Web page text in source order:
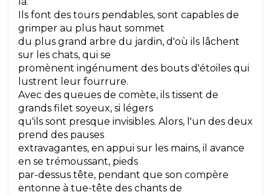
Ils font des tours pendables, sont capables de
grimper au plus haut sommet
du plus grand arbre du jardin, d'où ils lâchent
sur les chats, qui se
promènent ingénument des bouts d'étoiles qui
lustrent leur fourrure.
Avec des queues de comète, ils tissent de
grands filet soyeux, si légers
qu'ils sont presque invisibles. Alors, l'un des deux
prend des pauses
extravagantes, en appui sur les mains, il avance
en se trémoussant, pieds
par-dessus tête, pendant que son compère
entonne à tue-tête des chants de